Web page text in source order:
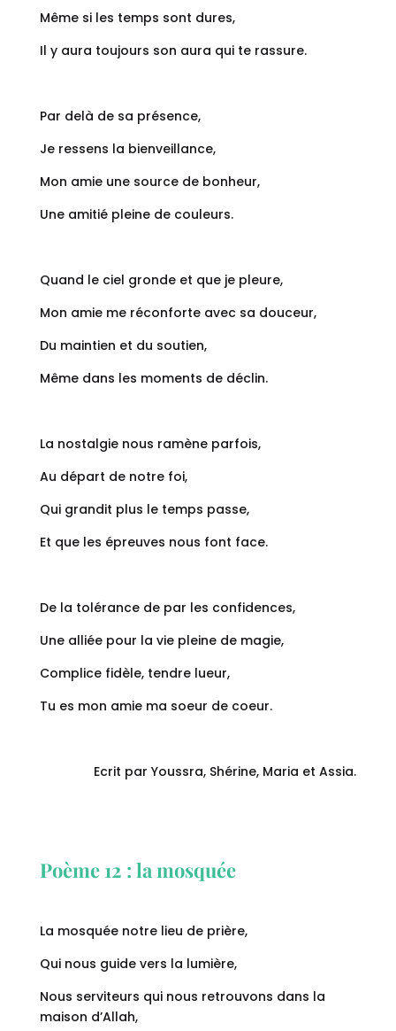
Même si les temps sont dures,
Il y aura toujours son aura qui te rassure.
Par delà de sa présence,
Je ressens la bienveillance,
Mon amie une source de bonheur,
Une amitié pleine de couleurs.
Quand le ciel gronde et que je pleure,
Mon amie me réconforte avec sa douceur,
Du maintien et du soutien,
Même dans les moments de déclin.
La nostalgie nous ramène parfois,
Au départ de notre foi,
Qui grandit plus le temps passe,
Et que les épreuves nous font face.
De la tolérance de par les confidences,
Une alliée pour la vie pleine de magie,
Complice fidèle, tendre lueur,
Tu es mon amie ma soeur de coeur.
Ecrit par Youssra, Shérine, Maria et Assia.
Poème 12 : la mosquée
La mosquée notre lieu de prière,
Qui nous guide vers la lumière,
Nous serviteurs qui nous retrouvons dans la
maison d’Allah,